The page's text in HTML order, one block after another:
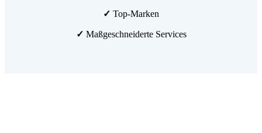
✓ Top-Marken
✓ Maßgeschneiderte Services